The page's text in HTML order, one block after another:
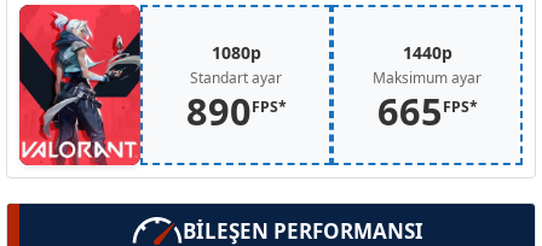
1080p
Standart ayar
890FPS*
1440p
Maksimum ayar
665FPS*
BİLEŞEN PERFORMANSI